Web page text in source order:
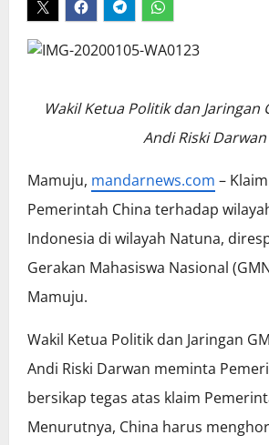
Wakil Ketua Politik dan Jaringan
Andi Riski Darwan
Mamuju, mandarnews.com –
Pemerintah China terhadap
Indonesia di wilayah Natuna,
Gerakan Mahasiswa Nasional
Mamuju.
Wakil Ketua Politik dan Jaringan
Andi Riski Darwan meminta
bersikap tegas atas klaim
Menurutnya, China harus